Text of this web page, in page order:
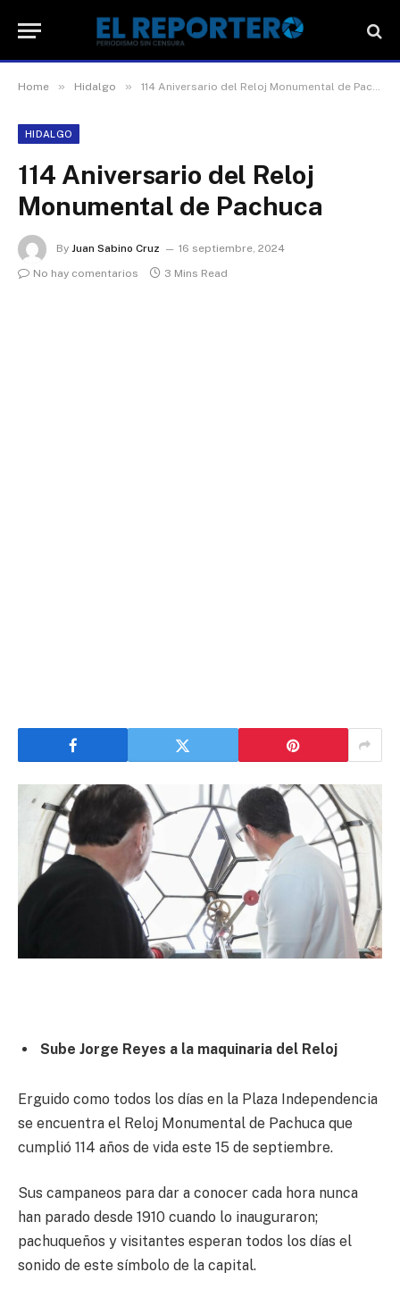
Home » Hidalgo » 114 Aniversario del Reloj Monumental de Pachuca
HIDALGO
114 Aniversario del Reloj
Monumental de Pachuca
By Juan Sabino Cruz
16 septiembre, 2024
No hay comentarios
3 Mins Read
Sube Jorge Reyes a la maquinaria del Reloj
Erguido como todos los días en la Plaza Independencia
se encuentra el Reloj Monumental de Pachuca que
cumplió 114 años de vida este 15 de septiembre.
Sus campaneos para dar a conocer cada hora nunca
han parado desde 1910 cuando lo inauguraron;
pachuqueños y visitantes esperan todos los días el
sonido de este símbolo de la capital.